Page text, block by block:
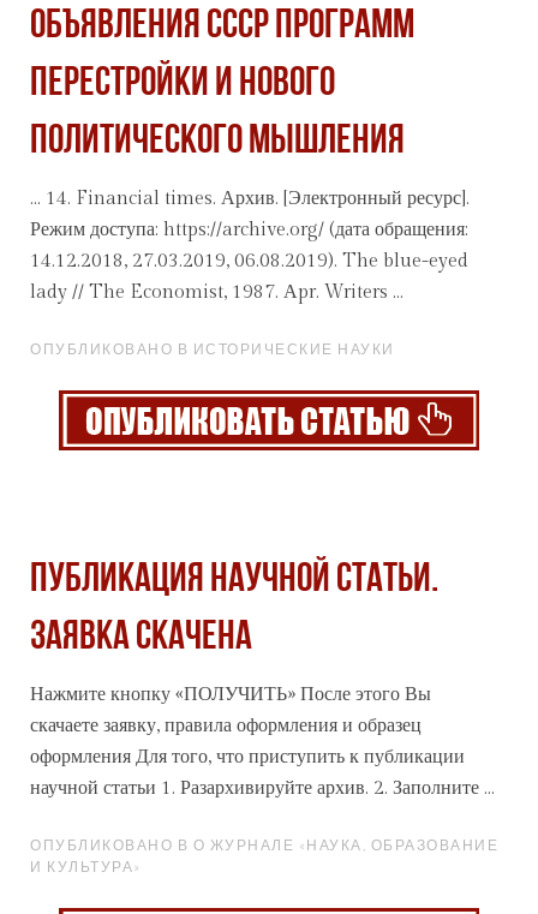
ОБЪЯВЛЕНИЯ СССР ПРОГРАММ
ПЕРЕСТРОЙКИ И НОВОГО
ПОЛИТИЧЕСКОГО МЫШЛЕНИЯ
... 14. Financial times. Архив. [Электронный ресурс].
Режим доступа: https://archive.org/ (дата обращения:
14.12.2018, 27.03.2019, 06.08.2019). The blue-eyed
lady // The Economist, 1987. Аpr. Writers ...
ОПУБЛИКОВАНО В ИСТОРИЧЕСКИЕ НАУКИ
Публикация научной статьи.
Заявка скачена
Нажмите кнопку «ПОЛУЧИТЬ» После этого Вы
скачаете заявку, правила оформления и образец
оформления Для того, что приступить к публикации
научной статьи 1. Разархивируйте архив. 2. Заполните ...
ОПУБЛИКОВАНО В О ЖУРНАЛЕ «НАУКА, ОБРАЗОВАНИЕ
И КУЛЬТУРА»